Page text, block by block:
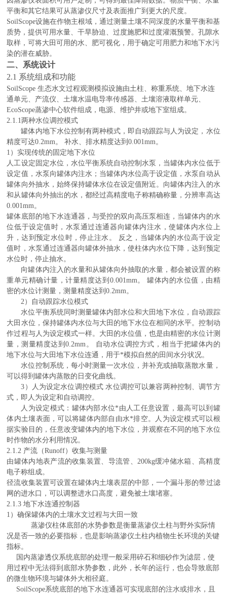
平衡和其它结果可从蒸渗仪尺寸及表面推广到更大的尺度。
SoilScope设施在作物主根域，通过测量土壤不同深度的水量平衡和基
质势，提供可用水量、干旱胁迫 、过度施肥和过度灌溉预警。孔隙水
取样 ，可将大田可用的水、肥可视化， 用于确定可用肥力和地下水污
染的潜在威胁。
二、系统设计
2.1 系统组成和功能
SoilScope生态水文过程观测模拟设施由土柱、称重系统、地下水连
通单元、产流仪、土壤水温电导率传感器、土壤溶液取样单元、
EcoScope蒸渗中心软件组成，电源、维护井或地下室组成。
2.1.1两种水位调控模式
罐体内地下水位控制有两种模式，即自动跟踪与人为设定，水位
精度可达0.2mm。 补水、排水精度达到0.001mm。
1）实现传统的固定地下水位
人工设定固定水位，水位平衡系统自动控制水泵，当罐体内水位低于
设定值，水泵向罐体内注水；当罐体内水位高于设定值，水泵自动从
罐体向外抽水，始终保持罐体水位在设定值附近。向罐体内注入的水
和从罐体向外抽出的水，都经过高精度电子称精确称量，分辨率高达
0.001mm。
罐体底部的地下水连通器，与受控的双向高压泵相连，当罐体内的水
位低于设定值时，水泵通过连通器向罐体内注水，使罐体内水位上
升，达到预定水位时，停止注水。
反之，当罐体内的水位高于设定
值时，水泵通过连通器向罐体外抽水，使柱体内水位下降，达到预定
水位时，停止抽水。
向罐体内注入的水量和从罐体向外抽取的水量，都会被设置的称
重单元精确计量，计量精度达到 0.001mm。
罐体内的水位值，由精
密的水位计测量，测量精度达到0.2mm。
2）自动跟踪水位模式
水位平衡系统同时测量罐体内部水位和大田地下水位，自动跟踪
大田水位，保持罐体内水位与大田的地下水位在相同的水平。控制动
作过程与人为设定模式一样。大田的水位值，也是由精密的水位计测
量，测量精度达到0.2mm。
自动水位调控方式，相当于把罐体内的
地下水位与大田地下水位连通，用于*模拟自然的田间水分状况。
水位控制系统，每小时测量一次水位，并补充或抽取蒸散水量，
可以得到罐体内蒸散的日变化曲线。
3）人为设定水位调控模式 水位调控可以兼容两种控制、调节方
式，即人为设定和自动调控。
人为设定模式：罐体内部水位*由人工任意设置，最高可以到罐
体内土壤表面，可以将罐体内部自由水*排空。人为设定模式可以根
据实验目的，任意改变罐体内的地下水位，并观察在不同的地下水位
时作物的水分利用情况。
2.1.2 产流（Runoff）收集与测量
由罐体内地表产流的收集装置、导流管、 200kg缓冲储水箱、高精度
电子称组成。
径流收集装置可设置在罐体内土壤表层的中部，一个漏斗形的带过滤
网的进水口，可以调整进水口高度，避免被土壤堵塞。
2.1.3 地下水连通控制器
1）确保罐体内的土壤水文过程与大田一致
蒸渗仪柱体底部的水势参数是衡量蒸渗仪土柱与野外实际情
况是否一致的必要指标，也是影响蒸渗仪土柱内植物生长环境的关键
指标。
国内蒸渗透仪系统底部的处理一般采用碎石和细砂作为滤层，使
用过程中无法得到底部水势参数，此外，长年的运行，也会导致底部
的微生物环境与罐体外大相径庭。
SoilScope系统底部的地下水连通器可实现底部的注水或排水 ， 且